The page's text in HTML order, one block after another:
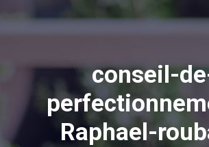
conseil-
Raphael-